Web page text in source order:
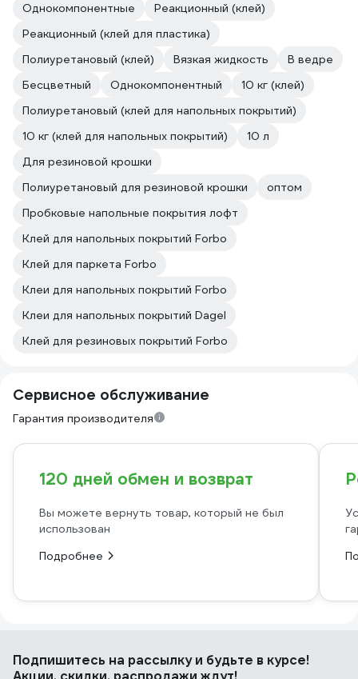
Однокомпонентные
Реакционный (клей)
Реакционный (клей для пластика)
Полиуретановый (клей)
Вязкая жидкость
В ведре
Бесцветный
Однокомпонентный
10 кг (клей)
Полиуретановый (клей для напольных покрытий)
10 кг (клей для напольных покрытий)
10 л
Для резиновой крошки
Полиуретановый для резиновой крошки
оптом
Пробковые напольные покрытия лофт
Клей для напольных покрытий Forbo
Клей для паркета Forbo
Клеи для напольных покрытий Forbo
Клеи для напольных покрытий Dagel
Клей для резиновых покрытий Forbo
Сервисное обслуживание
Гарантия производителя
120 дней обмен и возврат
Вы можете вернуть товар, который не был
использован
Подробнее
Подпишитесь на рассылкуи будьте в курсе!